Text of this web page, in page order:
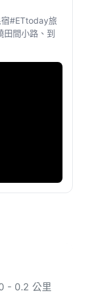
#ETtoday旅
田間小路、到
- 0.2 公里